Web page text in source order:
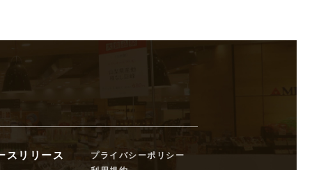
スリリース
プライバシーポリシー